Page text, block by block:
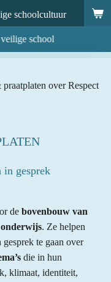
schoolcultuur
school
over Respect
in gesprek
de bovenbouw van
. Ze helpen
te gaan over
die in hun
klimaat, identiteit,